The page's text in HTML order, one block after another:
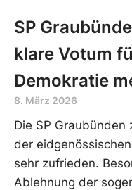
SP
klare Votum
Demokratie
8. März 2026
Die SP
der
sehr zufrieden.
Ablehnung der